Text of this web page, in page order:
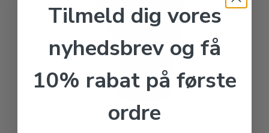
Tilmeld dig vores
nyhedsbrev og få
10% rabat på første
ordre